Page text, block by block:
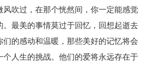
风吹过，在那个恍然间，你一定能感觉
。最美的事情莫过于回忆，回想起逝去
们的感动和温暖，那些美好的记忆将会
个人生的挑战。他们的爱将永远存在于